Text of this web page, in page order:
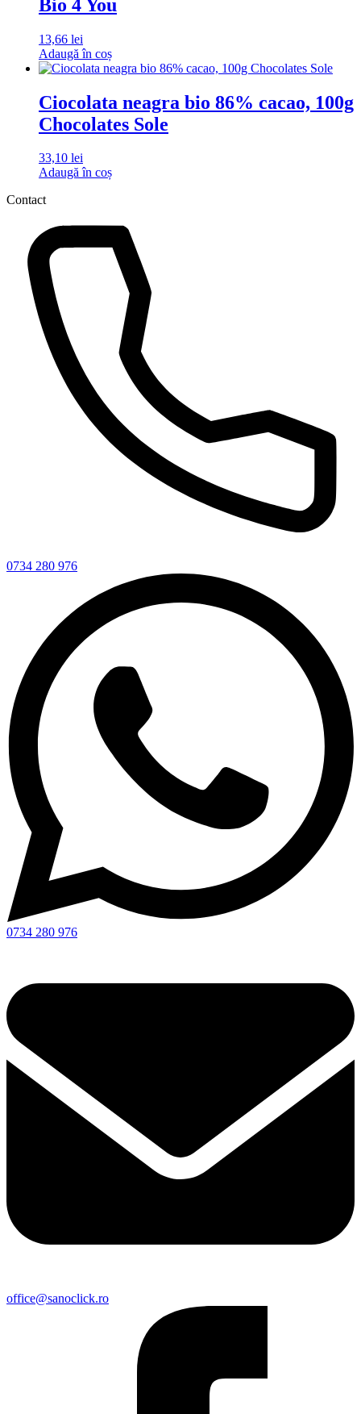
Bio 4 You
13,66 lei
Adaugă în coș
Ciocolata neagra bio 86% cacao, 100g
Chocolates Sole
33,10 lei
Adaugă în coș
Contact
0734 280 976
0734 280 976
office@sanoclick.ro